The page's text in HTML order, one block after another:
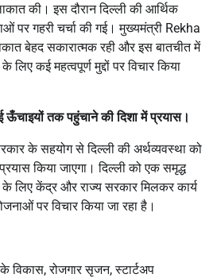
की। इस दौरान दिल्ली की आर्थिक
पर गहरी चर्चा की गई। मुख्यमंत्री Rekha
बेहद सकारात्मक रही और इस बातचीत में
लिए कई महत्वपूर्ण मुद्दों पर विचार किया
ऊँचाइयों तक पहुंचाने की दिशा में प्रयास।
के सहयोग से दिल्ली की अर्थव्यवस्था को
किया जाएगा। दिल्ली को एक समृद्ध
लिए केंद्र और राज्य सरकार मिलकर कार्य
पर विचार किया जा रहा है।
विकास, रोजगार सृजन, स्टार्टअप